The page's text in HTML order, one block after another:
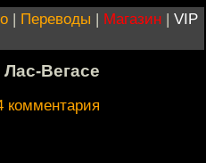
| Переводы | Магазин | VIP
Вегасе
комментария